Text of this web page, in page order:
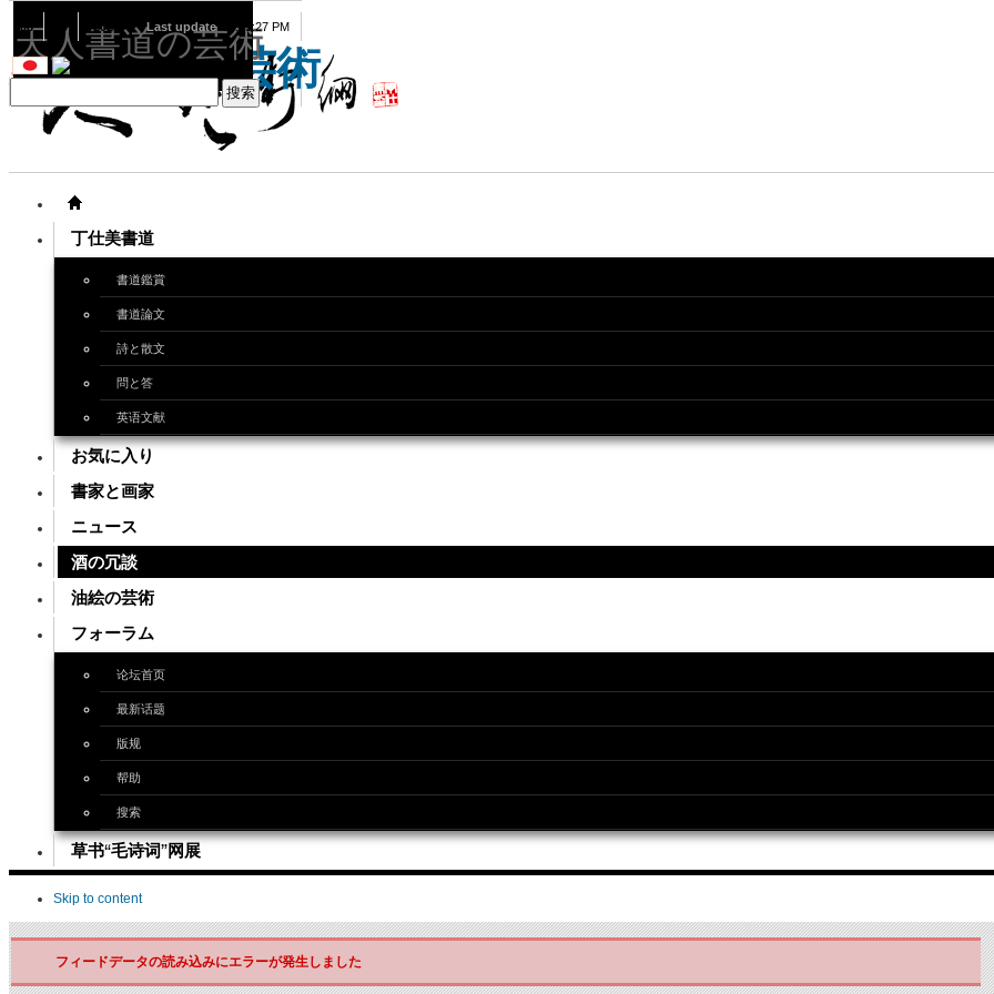
天人書道の芸術
丁仕美書道
書道鑑賞
書道論文
詩と散文
問と答
英语文献
お気に入り
書家と画家
ニュース
酒の冗談
油絵の芸術
フォーラム
论坛首页
最新话题
版规
帮助
搜索
草书“毛诗词”网展
Skip to content
08 09 2026 Last update 08:15:27 PM
フィードデータの読み込みにエラーが発生しました
天人書道の芸術